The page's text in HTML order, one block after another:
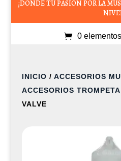
¡DONDE TU PASIÓN POR LA
0 elementos
INICIO / ACCESORIOS
ACCESORIOS TROMPETA
VALVE